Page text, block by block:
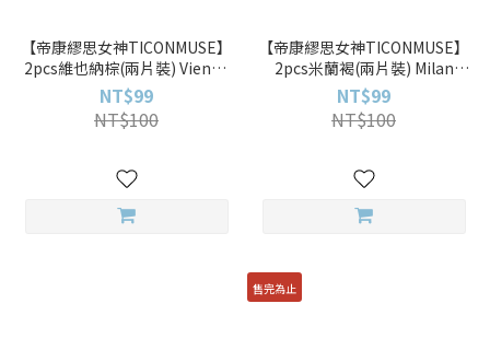
【帝康繆思女神TICONMUSE】
2pcs維也納棕(兩片裝) Vienna
Brown彩色日拋
NT$99
NT$100
【帝康繆思女神TICONMUSE】
2pcs米蘭褐(兩片裝) Milan
Hazel彩色日拋
NT$99
NT$100
售完為止